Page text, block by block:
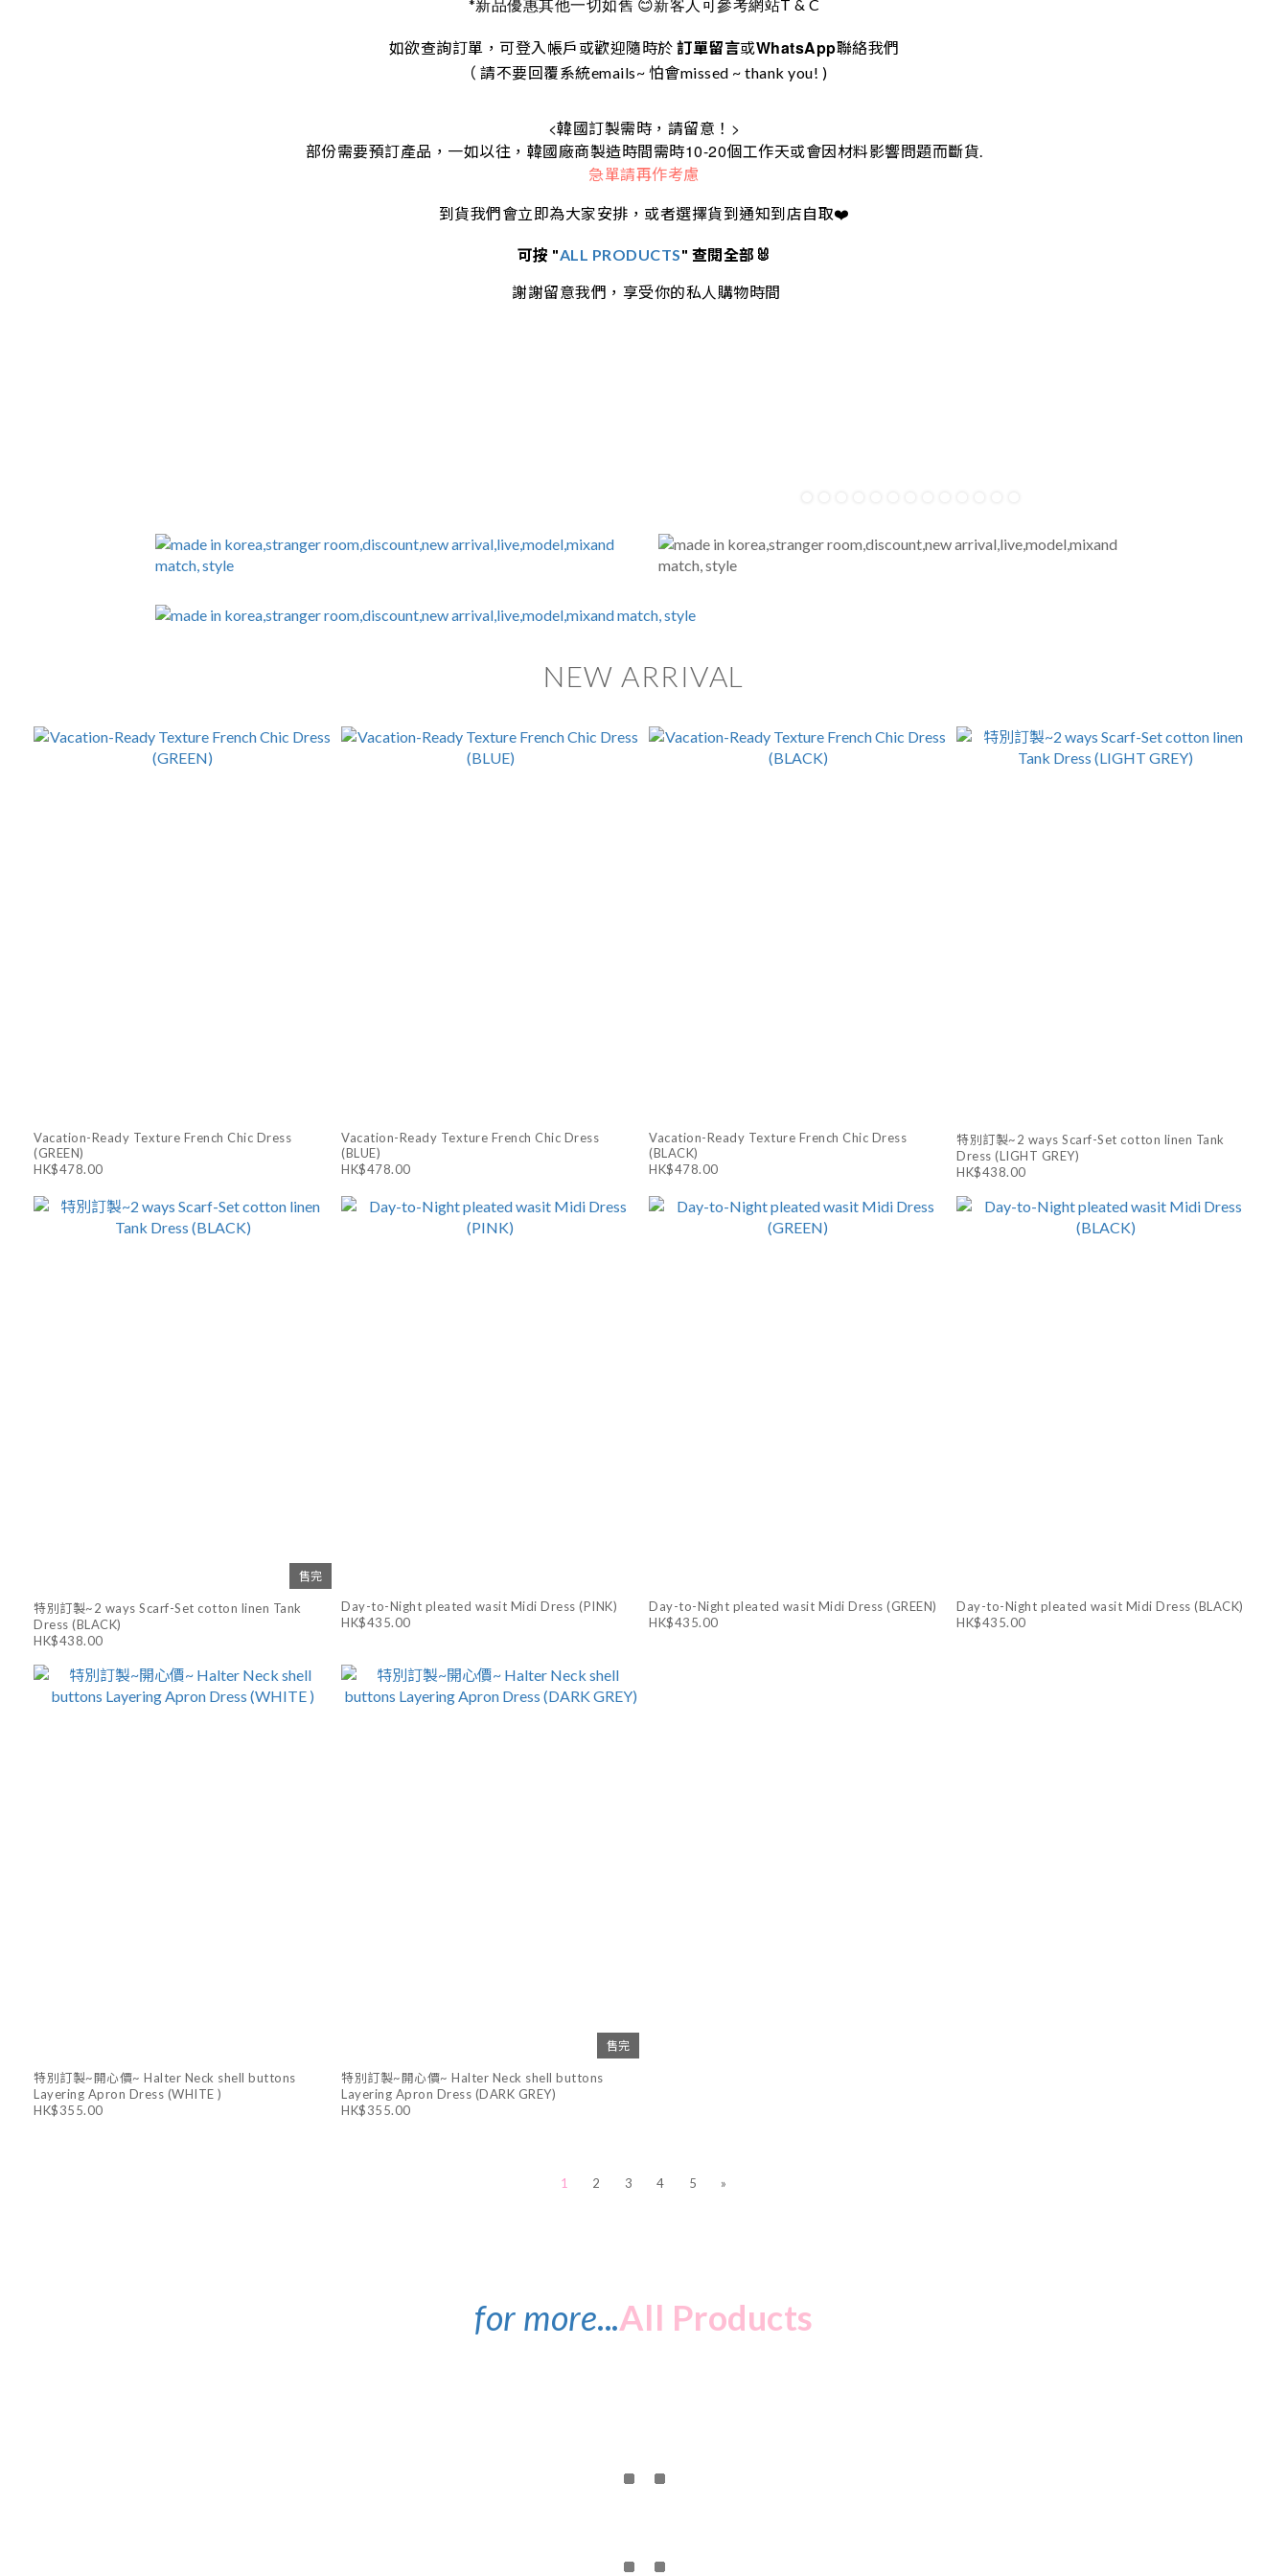
*新品優惠其他一切如舊 😊新客人可參考網站T & C
如欲查詢訂單，可登入帳戶或歡迎隨時於 訂單留言或WhatsApp聯絡我們
（ 請不要回覆系統emails~ 怕會missed ~ thank you! )
<韓國訂製需時，請留意！ >
部份需要預訂產品，一如以往，韓國廠商製造時間需時10-20個工作天或會因材料影響問題而斷貨.
急單請再作考慮
到貨我們會立即為大家安排，或者選擇貨到通知到店自取❤️
可按 "ALL PRODUCTS" 查閱全部🐰
謝謝留意我們，享受你的私人購物時間
NEW ARRIVAL
Vacation-Ready Texture French Chic Dress
(GREEN)
HK$478.00
Vacation-Ready Texture French Chic Dress
(BLUE)
HK$478.00
Vacation-Ready Texture French Chic Dress
(BLACK)
HK$478.00
特別訂製~2 ways Scarf-Set cotton linen Tank
Dress (LIGHT GREY)
HK$438.00
售完
特別訂製~2 ways Scarf-Set cotton linen Tank
Dress (BLACK)
HK$438.00
Day-to-Night pleated wasit Midi Dress (PINK)
HK$435.00
Day-to-Night pleated wasit Midi Dress (GREEN)
HK$435.00
Day-to-Night pleated wasit Midi Dress (BLACK)
HK$435.00
特別訂製~開心價~ Halter Neck shell buttons
Layering Apron Dress (WHITE )
HK$355.00
售完
特別訂製~開心價~ Halter Neck shell buttons
Layering Apron Dress (DARK GREY)
HK$355.00
1 2 3 4 5 »
for more...All Products